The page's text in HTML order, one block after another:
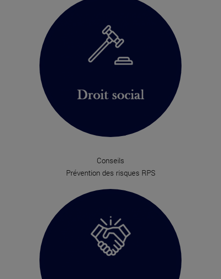
Conseils
Prévention des risques RPS